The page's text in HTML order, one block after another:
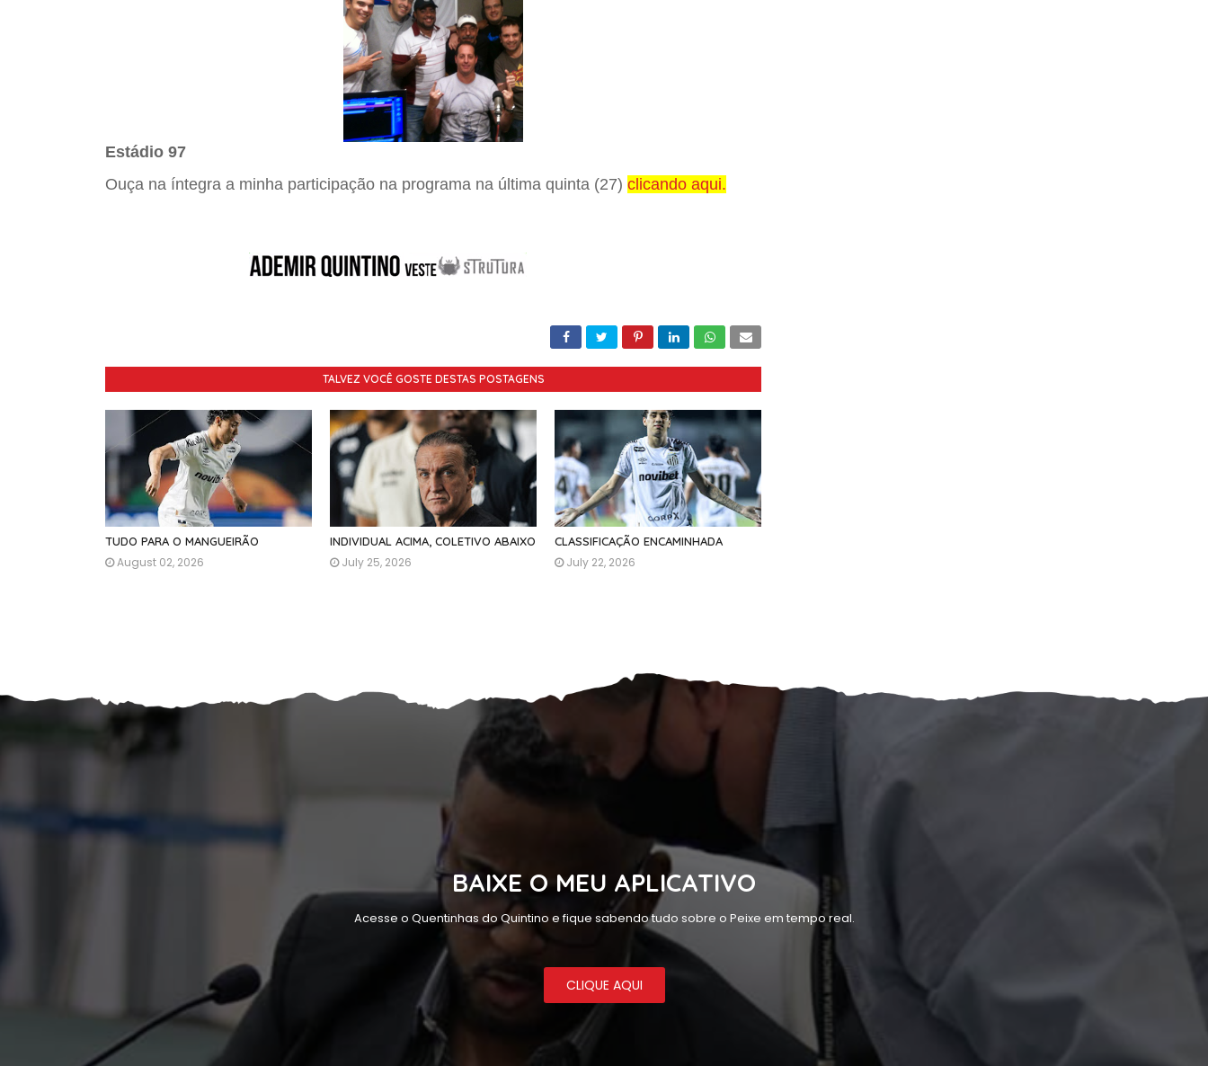
Estádio 97
Ouça na íntegra a minha participação na programa na última quinta (27) clicando aqui.
TALVEZ VOCÊ GOSTE DESTAS POSTAGENS
TUDO PARA O MANGUEIRÃO
August 02, 2026
INDIVIDUAL ACIMA, COLETIVO ABAIXO
July 25, 2026
CLASSIFICAÇÃO ENCAMINHADA
July 22, 2026
BAIXE O MEU APLICATIVO
Acesse o Quentinhas do Quintino e fique sabendo tudo sobre o Peixe em tempo real.
CLIQUE AQUI